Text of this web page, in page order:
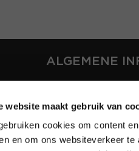
website maakt gebruik van
cookies om content
en om ons websiteverkeer
ALGEMENE
CONTACT
PARTNERS
ADVERTEREN